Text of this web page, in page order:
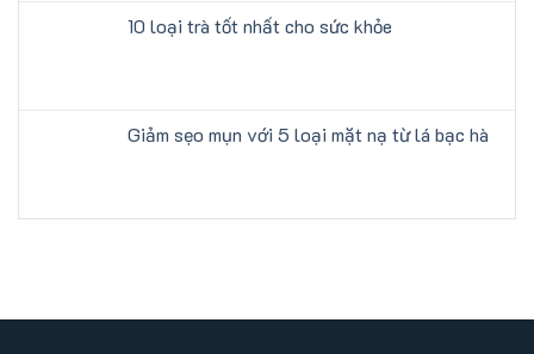
10 loại trà tốt nhất cho sức khỏe
Giảm sẹo mụn với 5 loại mặt nạ từ lá bạc hà